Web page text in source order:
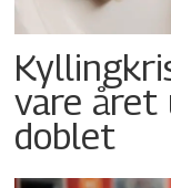
vare året
doblet